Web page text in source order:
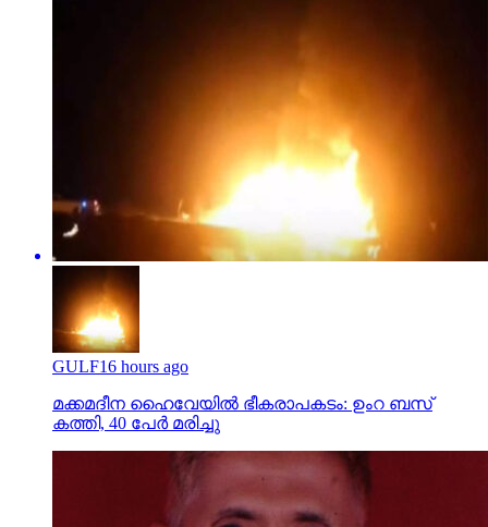
GULF16 hours ago
മക്കമദീന ഹൈവേയില്‍ ഭീകരാപകടം: ഉംറ ബസ്
കത്തി, 40 പേര്‍ മരിച്ചു